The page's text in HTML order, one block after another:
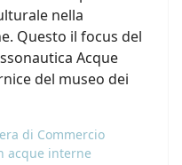
nella
Questo il focus del
Acque
del museo dei
di Commercio
acque interne